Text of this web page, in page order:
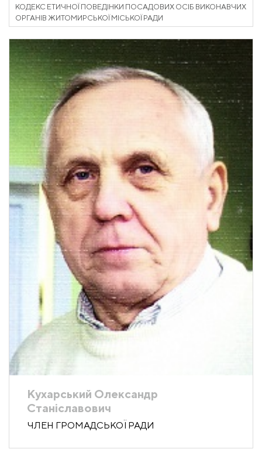
Кухарський Олександр
Станіславович
ЧЛЕН ГРОМАДСЬКОЇ РАДИ
КОДЕКС ЕТИЧНОЇ ПОВЕДІНКИ ПОСАДОВИХ ОСІБ ВИКОНАВЧИХ
ОРГАНІВ ЖИТОМИРСЬКОЇ МІСЬКОЇ РАДИ